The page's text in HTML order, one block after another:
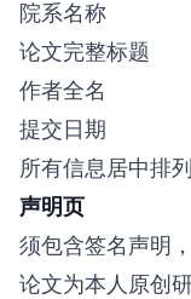
院系名称
论文完整标题
作者全名
提交日期
所有信息居中排
声明页
须包含签名声明
论文为本人原创